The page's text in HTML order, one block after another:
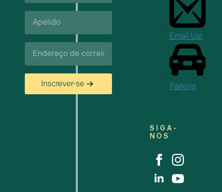
Apelido*
Correio
eletrónico*
Inscrever-se
Email Us!
Parking
SIGA-
NOS